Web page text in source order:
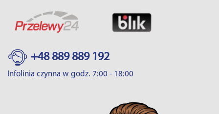
+48 889 889 192
Infolinia czynna w godz. 7:00 - 18:00